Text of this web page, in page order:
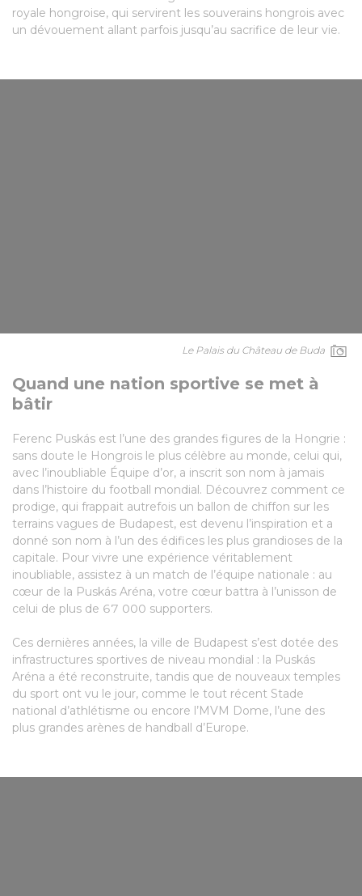
royale hongroise, qui servirent les souverains hongrois avec
un dévouement allant parfois jusqu’au sacrifice de leur vie.
Le Palais du Château de Buda
Quand une nation sportive se met à
bâtir
Ferenc Puskás est l’une des grandes figures de la Hongrie :
sans doute le Hongrois le plus célèbre au monde, celui qui,
avec l’inoubliable Équipe d’or, a inscrit son nom à jamais
dans l’histoire du football mondial. Découvrez comment ce
prodige, qui frappait autrefois un ballon de chiffon sur les
terrains vagues de Budapest, est devenu l’inspiration et a
donné son nom à l’un des édifices les plus grandioses de la
capitale. Pour vivre une expérience véritablement
inoubliable, assistez à un match de l’équipe nationale : au
cœur de la Puskás Aréna, votre cœur battra à l’unisson de
celui de plus de 67 000 supporters.
Ces dernières années, la ville de Budapest s’est dotée des
infrastructures sportives de niveau mondial : la Puskás
Aréna a été reconstruite, tandis que de nouveaux temples
du sport ont vu le jour, comme le tout récent Stade
national d’athlétisme ou encore l’MVM Dome, l’une des
plus grandes arènes de handball d’Europe.